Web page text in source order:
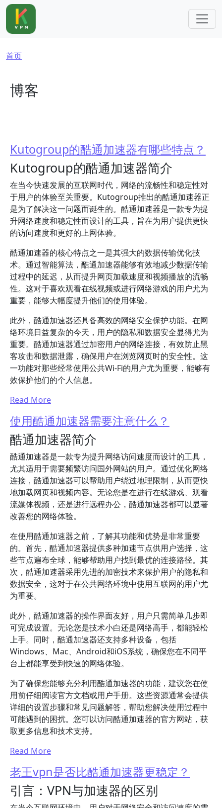
跳转到主要内容
面包屑
首页
博客
Kutogroup的酷通加速器有哪些特点？
Kutogroup的酷通加速器简介
在当今快速发展的互联网时代，网络的流畅性和稳定性对
于用户的体验至关重要。Kutogroup推出的酷通加速器正
是为了解决这一问题而诞生的。酷通加速器是一款专为提
升网络速度和稳定性而设计的工具，旨在为用户提供更快
的访问速度和更好的上网体验。
酷通加速器的核心特点之一是其强大的数据传输优化技
术。通过智能算法，酷通加速器能够有效地减少数据传输
过程中的延迟，从而提升网页加载速度和视频播放的流畅
性。这对于喜欢观看在线视频或进行网络游戏的用户尤为
重要，能够大幅度提升他们的使用体验。
此外，酷通加速器还具备高效的网络安全保护功能。在网
络环境日益复杂的今天，用户的隐私和数据安全显得尤为
重要。酷通加速器通过加密用户的网络连接，有效防止黑
客攻击和数据泄露，确保用户在浏览网页时的安全性。这
一功能对那些经常使用公共Wi-Fi的用户尤为重要，能够有
效保护他们的个人信息。
Read More
使用酷通加速器需要注意什么？
酷通加速器简介
酷通加速器是一款专为提升网络访问速度而设计的工具，
尤其适用于需要频繁访问国外网站的用户。通过优化网络
连接，酷通加速器可以帮助用户绕过地理限制，从而更快
地加载网页和视频内容。无论您是在进行在线游戏、观看
流媒体视频，还是进行远程办公，酷通加速器都可以显著
改善您的网络体验。
在使用酷通加速器之前，了解其功能和优势是非常重要
的。首先，酷通加速器提供多种加速节点供用户选择，这
些节点遍布全球，能够帮助用户找到最优的连接路径。其
次，酷通加速器采用先进的加密技术来保护用户的隐私和
数据安全，这对于在公共网络环境中使用互联网的用户尤
为重要。
此外，酷通加速器的操作界面友好，用户只需简单几步即
可完成设置。无论您是技术小白还是网络高手，都能轻松
上手。同时，酷通加速器还支持多种设备，包括
Windows、Mac、Android和iOS系统，确保您在不同平
台上都能享受到快速的网络体验。
为了确保您能够充分利用酷通加速器的功能，建议您在使
用前仔细阅读官方文档或用户手册。这些资源通常会提供
详细的设置步骤和常见问题解答，帮助您解决使用过程中
可能遇到的困扰。您可以访问酷通加速器的官方网站，获
取更多信息和技术支持。
Read More
老王vpn是否比酷通加速器更稳定？
引言：VPN与加速器的区别